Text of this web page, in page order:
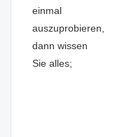
einmal
auszuprobieren,
dann wissen
Sie alles;